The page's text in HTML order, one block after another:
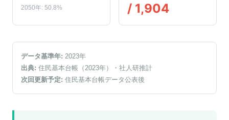
2050年: 50.8%
/ 1,904
データ基準年: 2023年
出典: 住民基本台帳（2023年）
・社人研推計
次回更新予定: 住民基本台帳データ公表後